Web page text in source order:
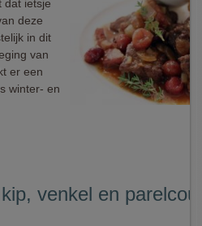
dat ietsje
deze
in dit
van
er een
winter- en
venkel en